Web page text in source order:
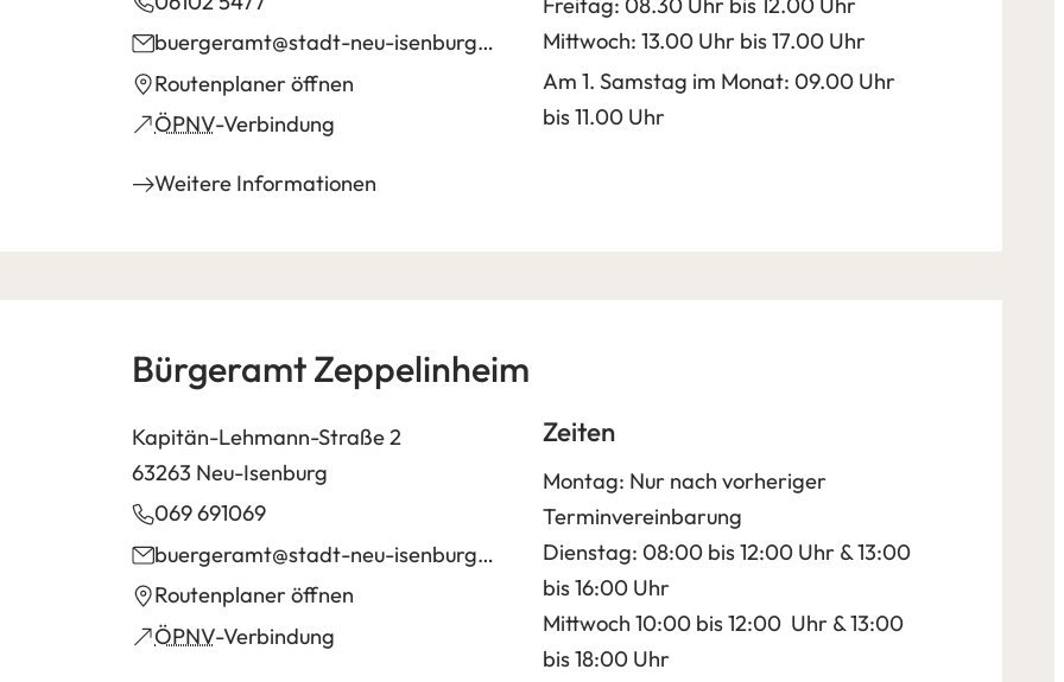
buergeramt
stadt-neu-isenburg de
Routenplaner öffnen
(Öffnet
in
neuen
ÖPNV-Verbindung
(Öffnet
einem
Weitere Informationen
Mittwoch: 13.00 Uhr bis 17.00 Uhr
Am 1. Samstag im Monat: 09.00 Uhr
bis 11.00 Uhr
Bürgeramt Zeppelinheim
Kapitän-Lehmann-Straße 2
63263 Neu-Isenburg
069 691069
buergeramt
stadt-neu-isenburg de
Routenplaner öffnen
(Öffnet
in ÖPNV-Verbindung
(Öffnet
Zeiten
Montag: Nur nach vorheriger
Terminvereinbarung
Dienstag: 08:00 bis 12:00 Uhr & 13:00
bis 16:00 Uhr
Mittwoch 10:00 bis 12:00 Uhr & 13:00
bis 18:00 Uhr